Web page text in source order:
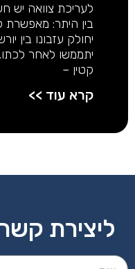
לעריכת צוואה יש
בין היתר: מאפשרת
יחולק עזבונו בין
יתממשו לאחר
קטין –
קרא עוד >>
ליצירת